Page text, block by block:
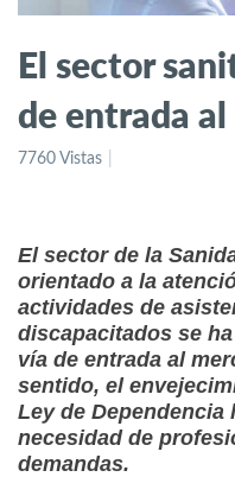
El sector
de entrada
7760 Vistas
El sector de la
orientado a la
actividades de
discapacitados se
vía de entrada al
sentido, el
Ley de Dependencia
necesidad de
demandas.